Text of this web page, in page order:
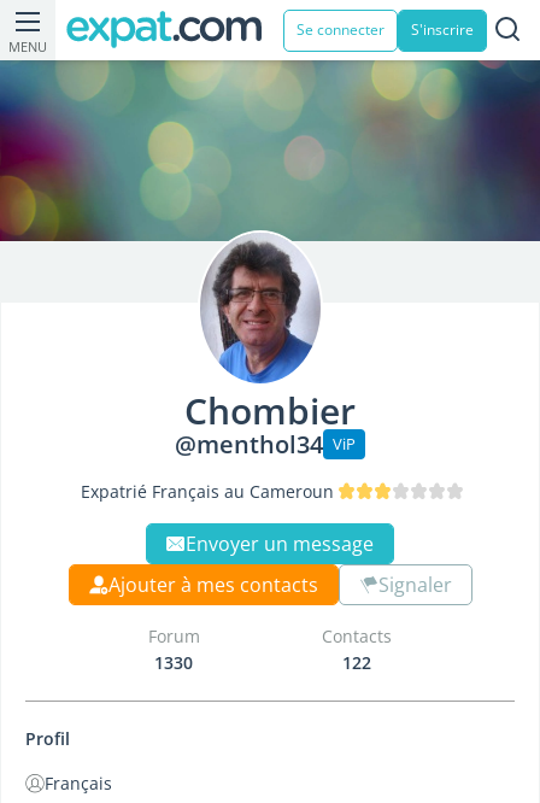
MENU
Se connecter S'inscrire
Chombier
@menthol34 ViP
Expatrié Français au Cameroun
Envoyer un message
Ajouter à mes contacts
Signaler
Forum
1330
Contacts
122
Profil
Français